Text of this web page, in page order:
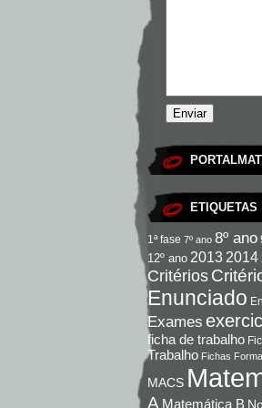
ETIQUETAS
1ª fase 7º ano 8º ano
12º ano 2013 2014
Critérios
Enunciado
Exames
ficha de trabalho
Trabalho Fichas
MACS
A Matemática B